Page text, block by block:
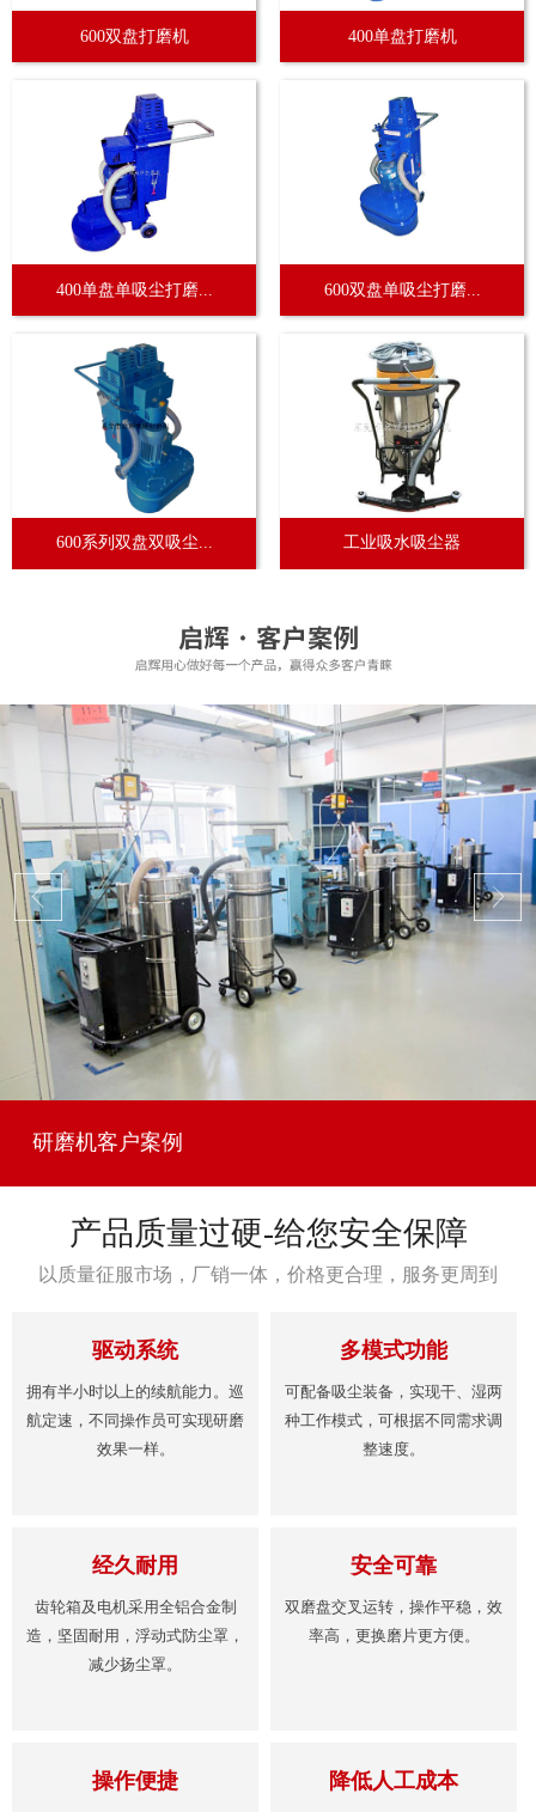
600双盘打磨机 400单盘打磨机
400单盘单吸尘打磨... 600双盘单吸尘打磨...
600系列双盘双吸尘... 工业吸水吸尘器
研磨机客户案例
产品质量过硬-给您安全保障
以质量征服市场，厂销一体，价格更合理，服务更周到
驱动系统
拥有半小时以上的续航能力。巡
航定速，不同操作员可实现研磨
效果一样。
多模式功能
可配备吸尘装备，实现干、湿两
种工作模式，可根据不同需求调
整速度。
经久耐用
齿轮箱及电机采用全铝合金制
造，坚固耐用，浮动式防尘罩，
减少扬尘罩。
安全可靠
双磨盘交叉运转，操作平稳，效
率高，更换磨片更方便。
操作便捷 降低人工成本